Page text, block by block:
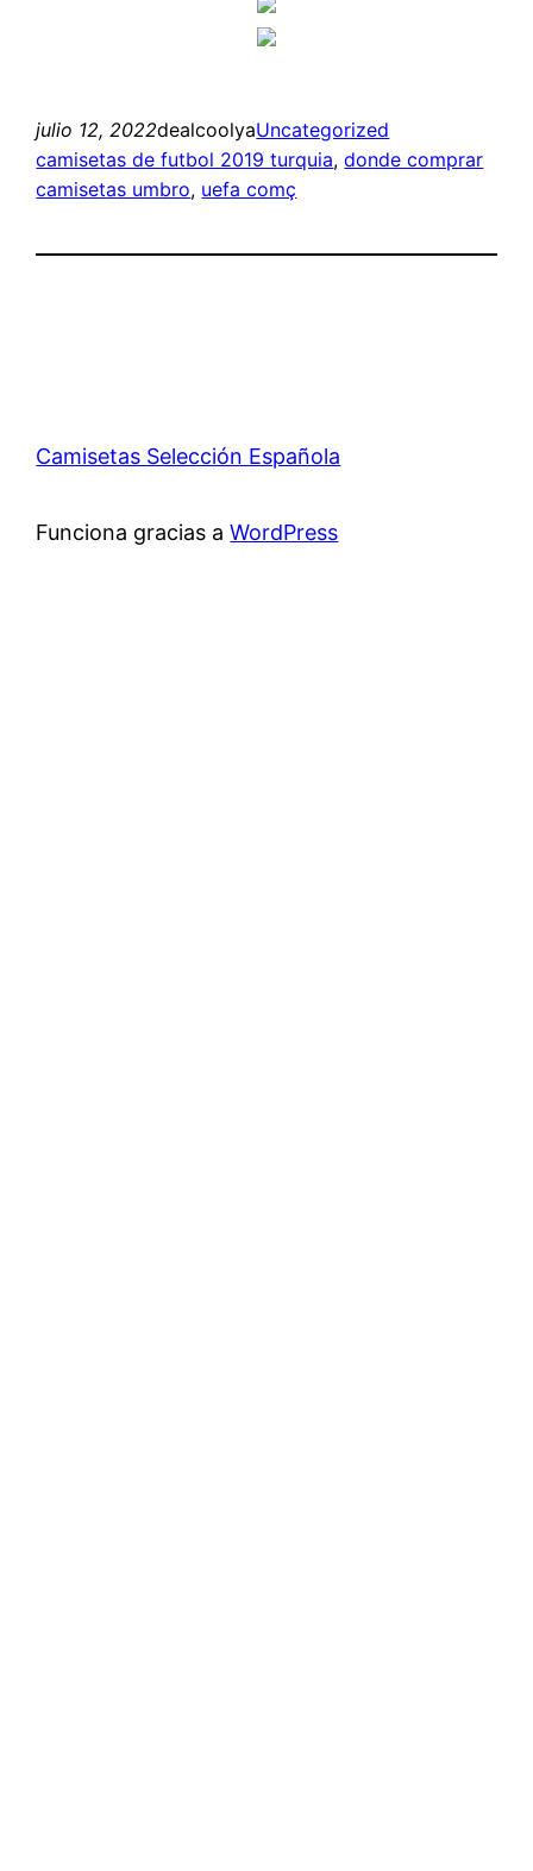
julio 12, 2022dealcoolyaUncategorized
camisetas de futbol 2019 turquia, donde comprar
camisetas umbro, uefa comç
Camisetas Selección Española
Funciona gracias aWordPress